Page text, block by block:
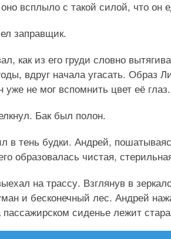
всплыло с такой силой, что он
заправщик.
как из его груди словно
вдруг начала угасать. Образ
уже не мог вспомнить цвет её
Бак был полон.
в тень будки. Андрей,
образовалась чистая,
на трассу. Взглянув в
и бесконечный лес. Андрей
сиденье лежит